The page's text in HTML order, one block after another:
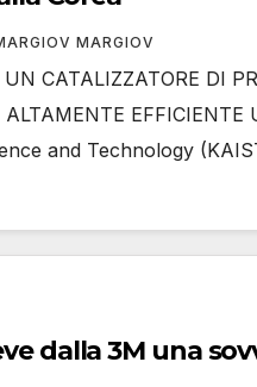
MARGIOV
CATALIZZATORE DI
ALTAMENTE
and Technology
dalla 3M una